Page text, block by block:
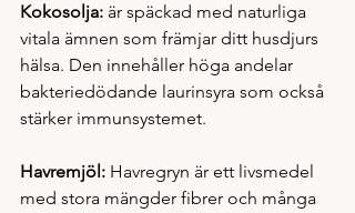
Kokosolja: är späckad med naturliga
vitala ämnen som främjar ditt husdjurs
hälsa. Den innehåller höga andelar
bakteriedödande laurinsyra som också
stärker immunsystemet.
Havremjöl: Havregryn är ett livsmedel
med stora mängder fibrer och många